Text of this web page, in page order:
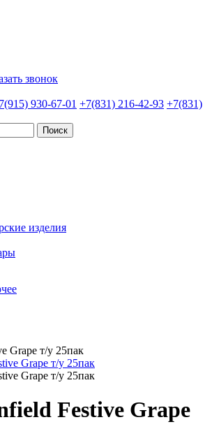
звонок
930-67-01 +7(831) 216-42-93 +7(831)
изделия
Grape т/у 25пак
Festive Grape